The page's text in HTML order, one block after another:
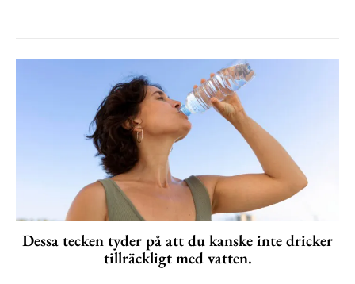
Dessa tecken tyder på att du kanske inte dricker
tillräckligt med vatten.